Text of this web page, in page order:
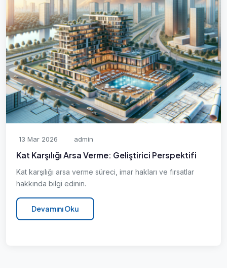
13 Mar 2026 admin
Kat Karşılığı Arsa Verme: Geliştirici Perspektifi
Kat karşılığı arsa verme süreci, imar hakları ve fırsatlar
hakkında bilgi edinin.
Devamını Oku